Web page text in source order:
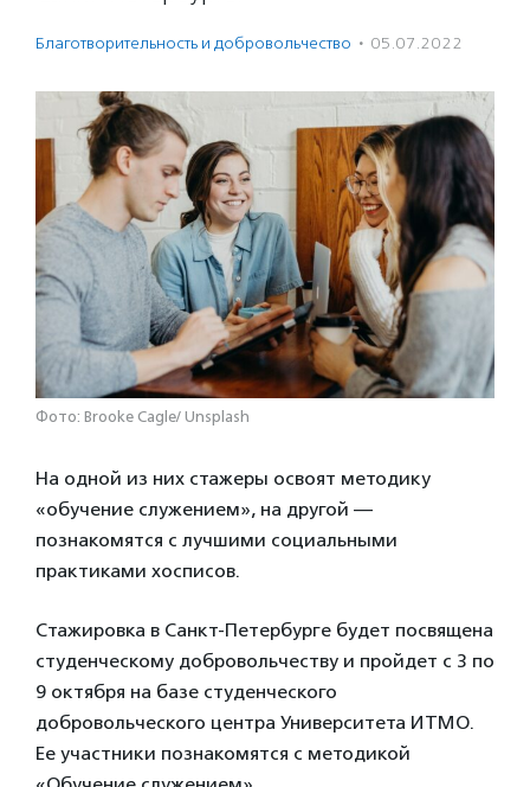
Благотвори­тель­ность и доброволь­чест­во · 05.07.2022
Фото: Brooke Cagle/ Unsplash
На одной из них стажеры освоят методику
«обучение служением», на другой —
познакомятся с лучшими социальными
практиками хосписов.
Стажировка в Санкт-Петербурге будет посвящена
студенческому добровольчеству и пройдет с 3 по
9 октября на базе студенческого
добровольческого центра Университета ИТМО.
Ее участники познакомятся с методикой